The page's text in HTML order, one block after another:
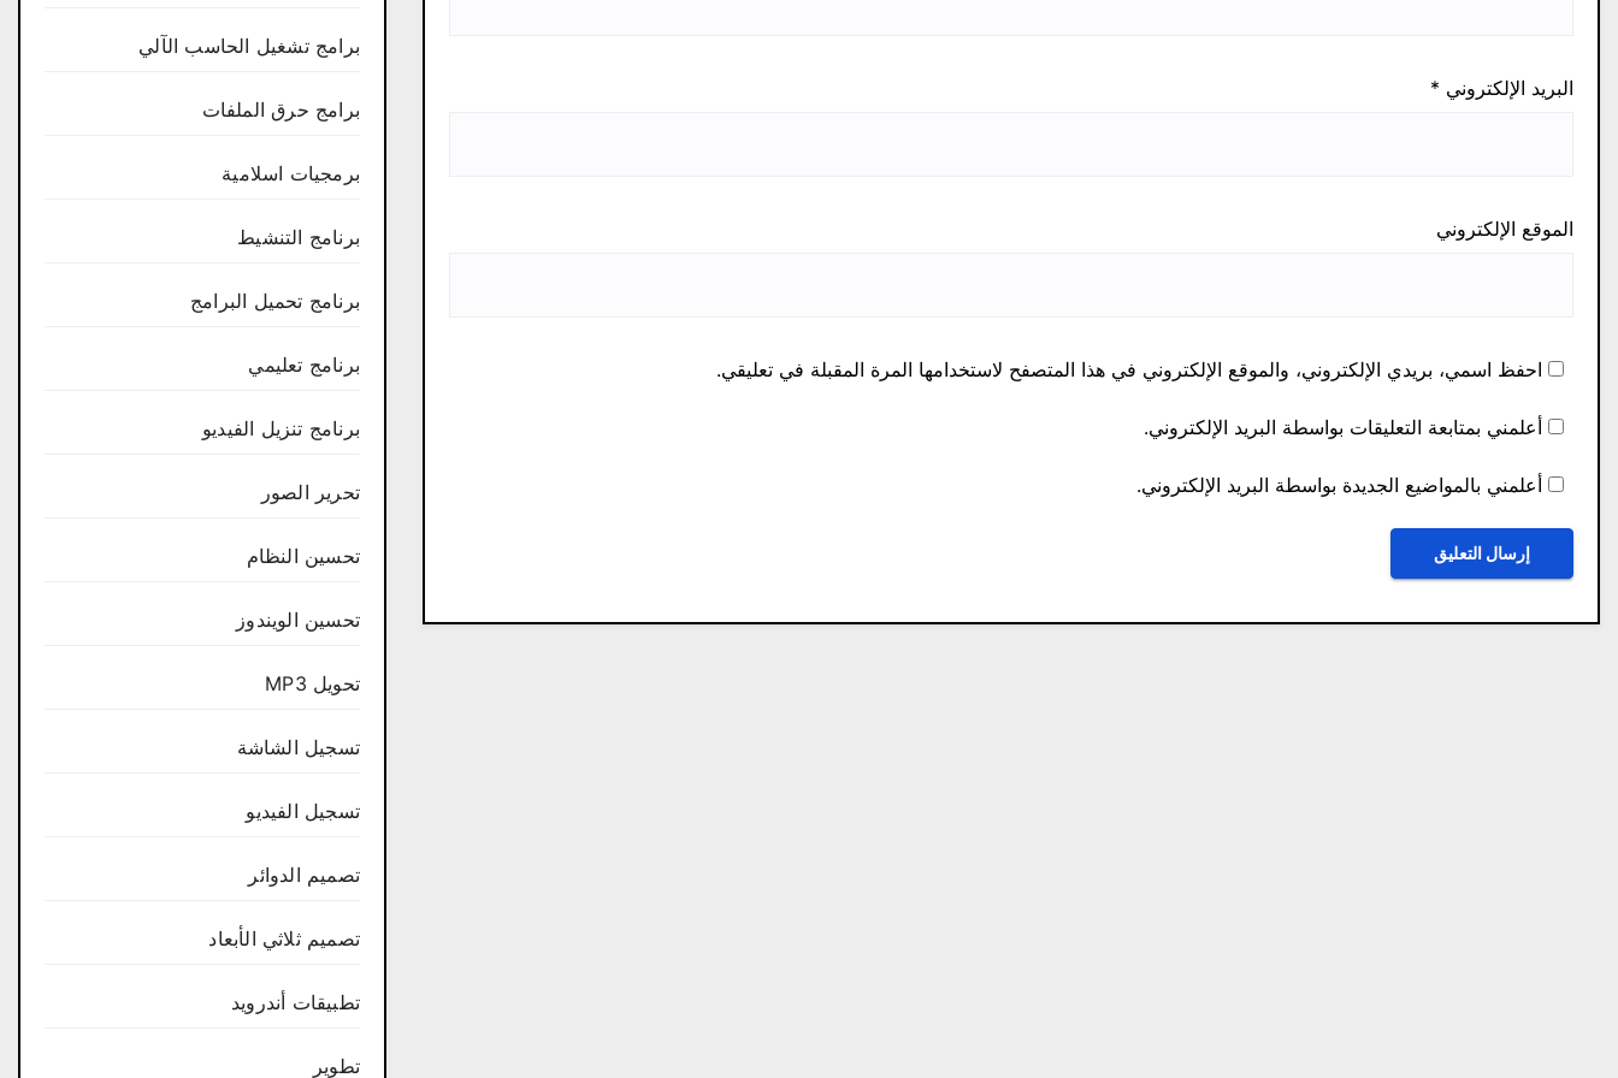
البريد الإلكتروني *
الموقع الإلكتروني
احفظ اسمي، بريدي الإلكتروني، والموقع الإلكتروني في هذا المتصفح لاستخدامها المرة المقبلة في تعليقي.
أعلمني بمتابعة التعليقات بواسطة البريد الإلكتروني.
أعلمني بالمواضيع الجديدة بواسطة البريد الإلكتروني.
برامج تشغيل الحاسب الآلي
برامج حرق الملفات
برمجيات اسلامية
برنامج التنشيط
برنامج تحميل البرامج
برنامج تعليمي
برنامج تنزيل الفيديو
تحرير الصور
تحسين النظام
تحسين الويندوز
تحويل MP3
تسجيل الشاشة
تسجيل الفيديو
تصميم الدوائر
تصميم ثلاثي الأبعاد
تطبيقات أندرويد
تطوير